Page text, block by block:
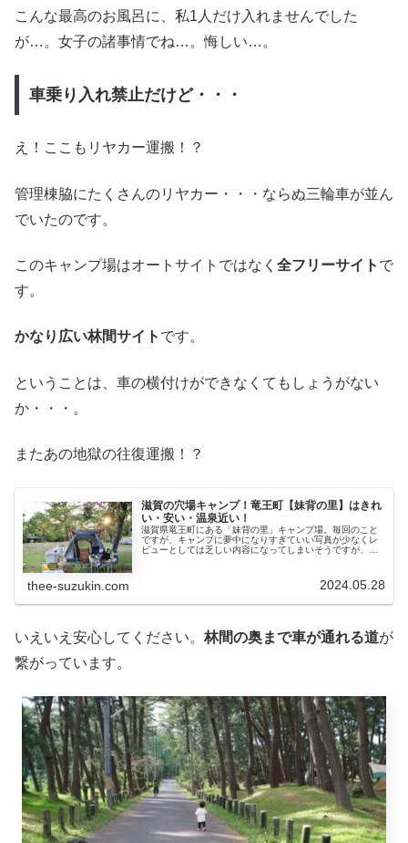
こんな最高のお風呂に、私1人だけ入れませんでした
が…。女子の諸事情でね…。悔しい…。
車乗り入れ禁止だけど・・・
え！ここもリヤカー運搬！？
管理棟脇にたくさんのリヤカー・・・ならぬ三輪車が並ん
でいたのです。
このキャンプ場はオートサイトではなく 全フリーサイト で
す。
かなり広い林間サイト です。
ということは、車の横付けができなくてもしょうがない
か・・・。
またあの地獄の往復運搬！？
滋賀の穴場キャンプ！竜王町【妹背の里】はきれ
い・安い・温泉近い！
滋賀県竜王町にある「妹背の里」キャンプ場。毎回のこと
ですが、キャンプに夢中になりすぎていい写真が少なくレ
ビューとしては乏しい内容になってしまいそうですが、我
thee-suzukin.com 2024.05.28
いえいえ安心してください。 林間の奥まで車が通れる道が
繋がっています。